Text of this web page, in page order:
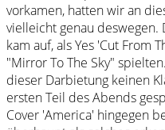
vorkamen, hatten wir an
vielleicht genau deswegen.
kam auf, als Yes 'Cut From
"Mirror To The Sky"
dieser Darbietung keinen
ersten Teil des Abends
Cover 'America' hingegen